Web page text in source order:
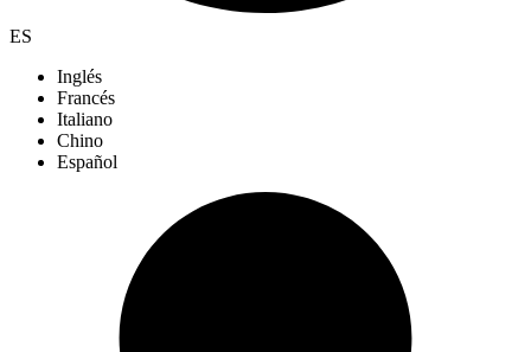
ES
Inglés
Francés
Italiano
Chino
Español